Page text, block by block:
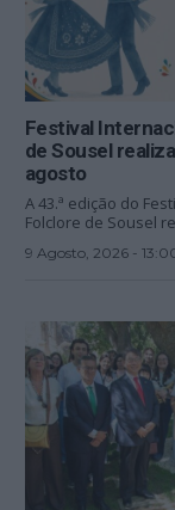
Festival
de Sousel
agosto
A 43.ª edição do
Folclore de Sousel
9 Agosto, 2026 -